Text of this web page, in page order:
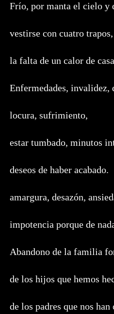
Frío, por manta el cielo y
vestirse con cuatro trapos,
la falta de un calor de
Enfermedades, invalidez,
locura, sufrimiento,
estar tumbado, minutos
deseos de haber acabado.
amargura, desazón,
impotencia porque de
Abandono de la familia
de los hijos que hemos
de los padres que nos han